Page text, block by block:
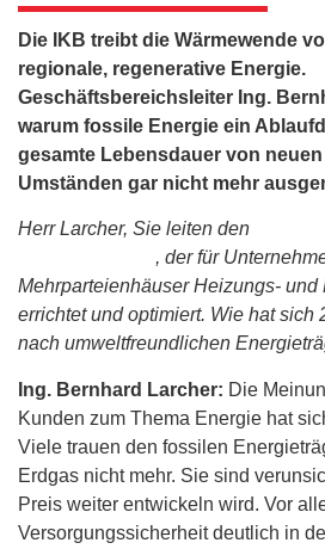
Die IKB treibt die Wärmewende
regionale, regenerative Energie.
Geschäftsbereichsleiter Ing.
warum fossile Energie ein
gesamte Lebensdauer von
Umständen gar nicht mehr
Herr Larcher, Sie leiten den
, der für
Mehrparteienhäuser Heizungs- und
errichtet und optimiert. Wie hat sich
nach umweltfreundlichen
Ing. Bernhard Larcher: Die
Kunden zum Thema Energie hat
Viele trauen den fossilen
Erdgas nicht mehr. Sie sind
Preis weiter entwickeln wird. Vor
Versorgungssicherheit deutlich in